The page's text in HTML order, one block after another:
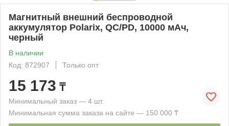
Магнитный внешний беспроводной
аккумулятор Polarix, QC/PD, 10000 мАч,
черный
В наличии
Код: 872907
Только опт
15 173 ₸
Минимальный заказ — 4 шт.
Минимальная сумма заказа на сайте — 150 000 ₸